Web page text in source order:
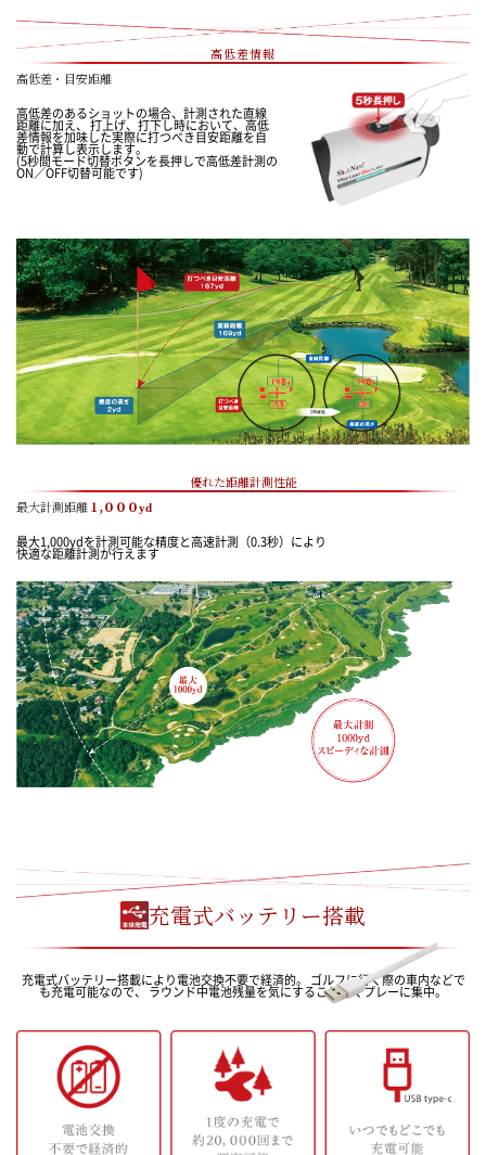
高低差情報
高低差・目安距離
高低差のあるショットの場合、計測された直線
距離に加え、 打上げ、打下し時において、高低
差情報を加味した実際に打つべき目安距離を自
動で計算し表示します。
(5秒間モード切替ボタンを長押しで高低差計測の
ON／OFF切替可能です)
優れた距離計測性能
最大計測距離 １,０００yd
最大1,000ydを計測可能な精度と高速計測（0.3秒）により
快適な距離計測が行えます
充電式バッテリー搭載
充電式バッテリー搭載により電池交換不要で経済的。 ゴルフに行く際の車内などで
も充電可能なので、 ラウンド中電池残量を気にすることなくプレーに集中。